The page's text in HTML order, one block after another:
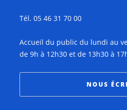
Tél. 05 46 31 70 00
Accueil du public du lundi au
de 9h à 12h30 et de 13h30 à
NOUS